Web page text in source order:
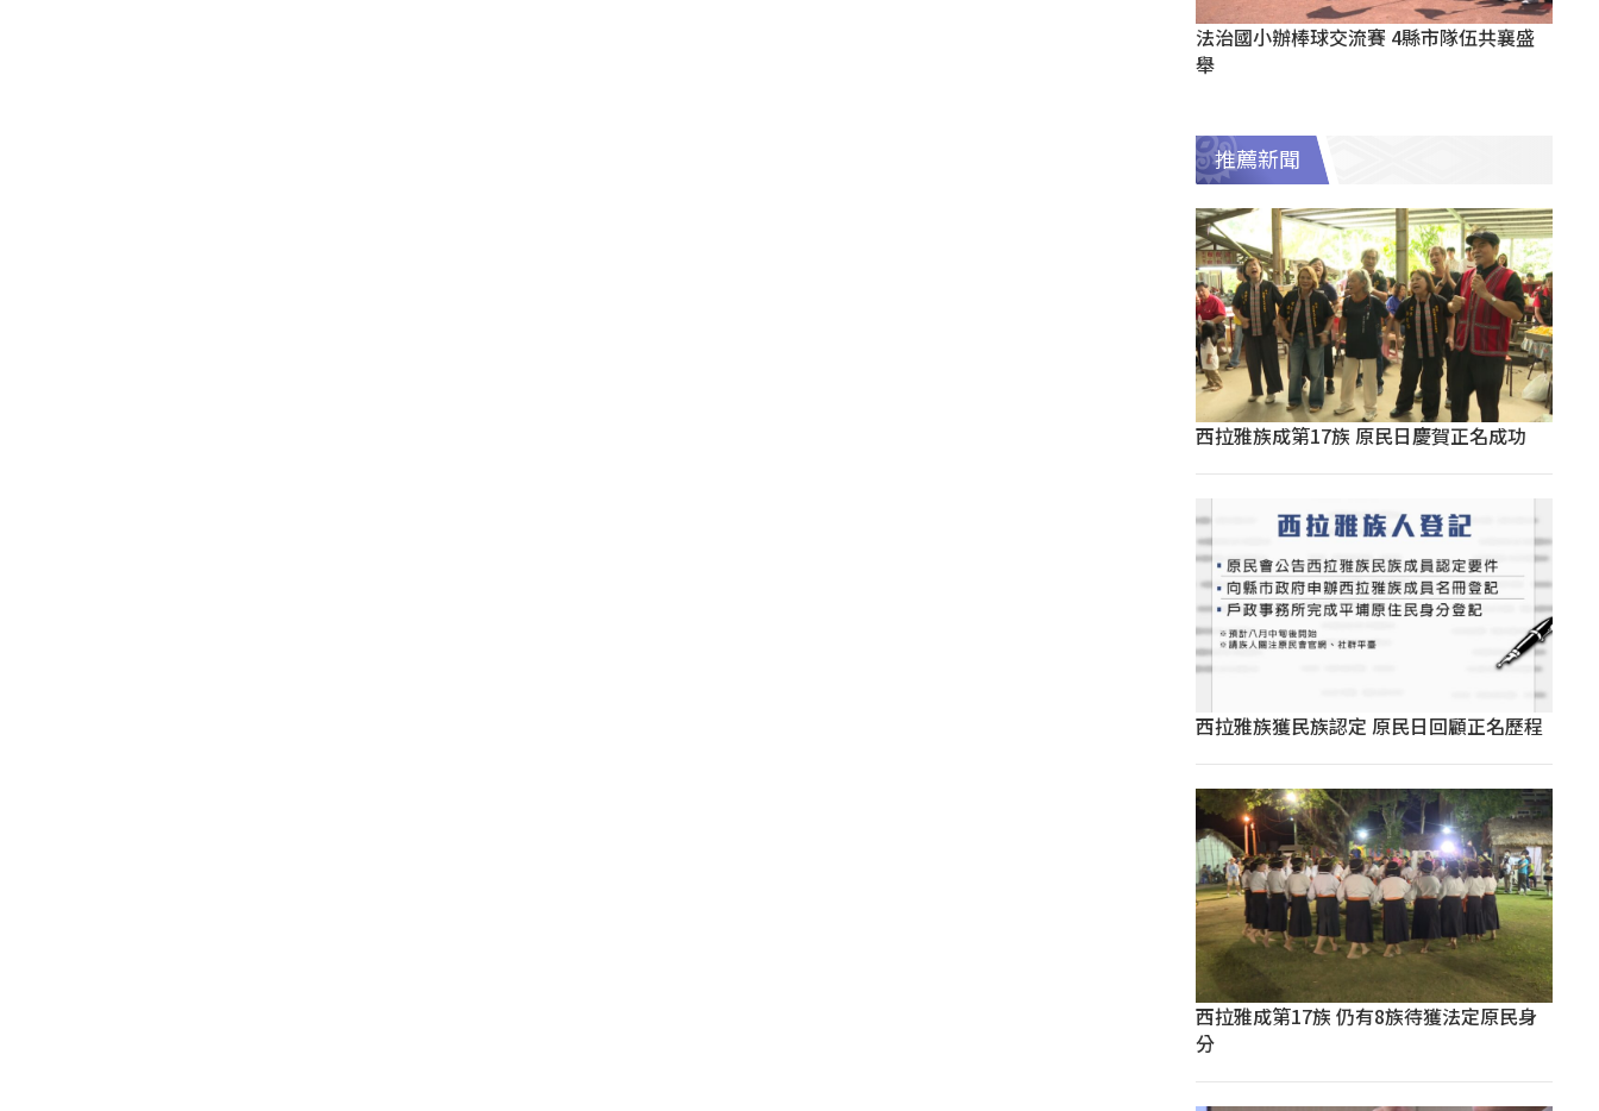
法治國小辦棒球交流賽 4縣市隊伍共襄盛
舉
推薦新聞
西拉雅族成第17族 原民日慶賀正名成功
西拉雅族獲民族認定 原民日回顧正名歷程
西拉雅成第17族 仍有8族待獲法定原民身
分